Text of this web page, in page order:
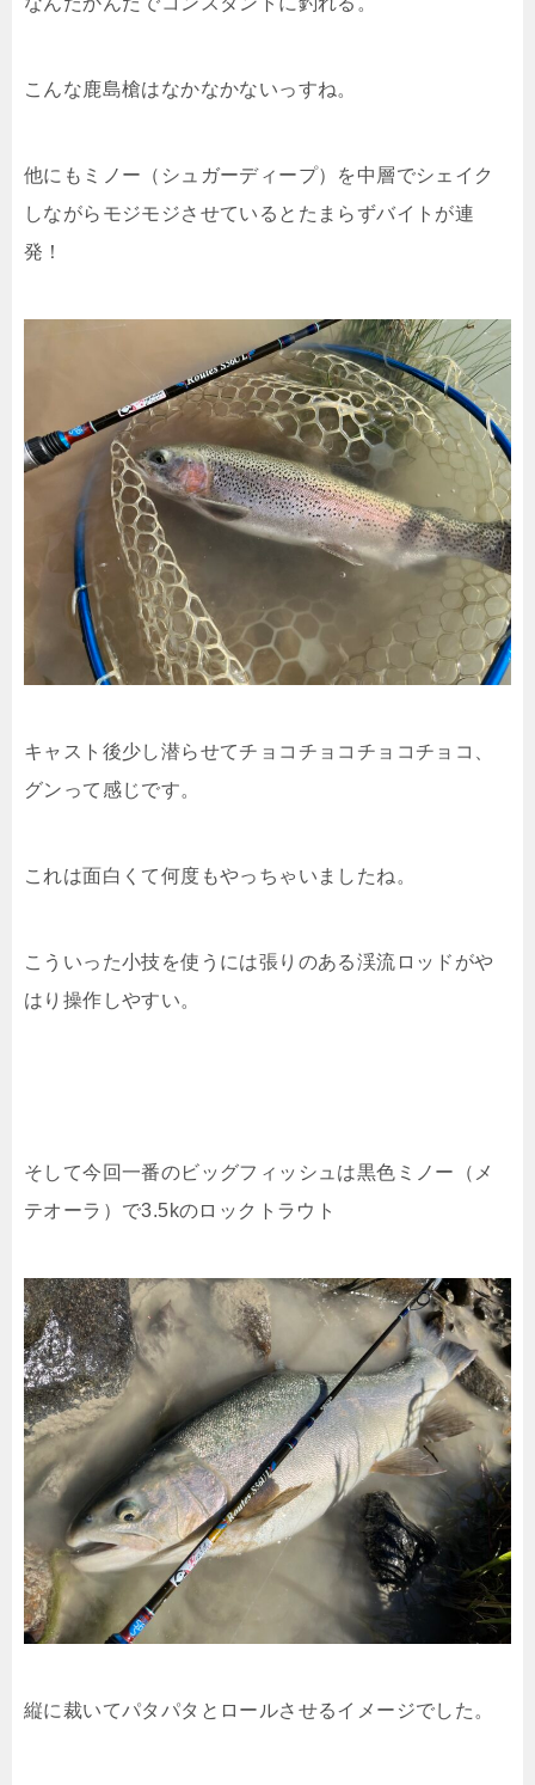
こんな鹿島槍はなかなかないっすね。
他にもミノー（シュガーディープ）を中層でシェイク
しながらモジモジさせているとたまらずバイトが連
発！
キャスト後少し潜らせてチョコチョコチョコチョコ、
グンって感じです。
これは面白くて何度もやっちゃいましたね。
こういった小技を使うには張りのある渓流ロッドがや
はり操作しやすい。
そして今回一番のビッグフィッシュは黒色ミノー（メ
テオーラ）で3.5kのロックトラウト
縦に裁いてパタパタとロールさせるイメージでした。